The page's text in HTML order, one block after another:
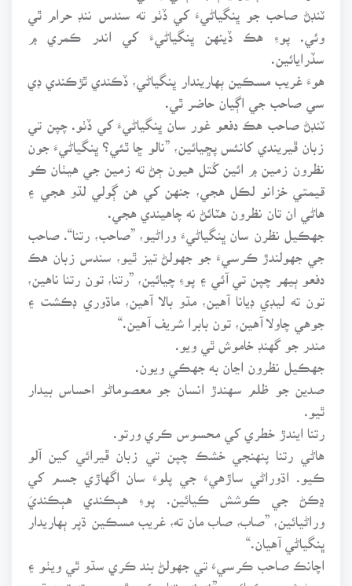
ٽنڊڻ صاحب جو ڀنگياڻيءَ کي ڏٺو ته سندس ننڊ حرام ٿي
وئي. پوءِ هڪ ڏينهن ڀنگياڻيءَ کي اندر ڪمري ۾
سڏرايائين.
هوءَ غريب مسڪين ٻهاريندار ڀنگياڻي، ڏڪندي ٿڙڪندي ڊي
سي صاحب جي اڳيان حاضر ٿي.
ٽنڊڻ صاحب هڪ دفعو غور سان ڀنگياڻيءَ کي ڏٺو. چپن تي
زبان ڦيريندي کانئس پڇيائين، ”نالو ڇا ٿئي؟ ڀنگياڻيءَ جون
نظرون زمين ۾ ائين کُتل هيون ڄڻ ته زمين جي هيٺان ڪو
قيمتي خزانو لڪل هجي، جنهن کي هن ڳولي لڌو هجي ۽
هاڻي ان تان نظرون هٽائڻ نه چاهيندي هجي.
جهڪيل نظرن سان ڀنگياڻيءَ وراڻيو، ”صاحب، رتنا“. صاحب
جي جهولندڙ ڪرسيءَ جو جهولڻ تيز ٿيو، سندس زبان هڪ
دفعو ٻيهر چپن تي آئي ۽ پوءِ چيائين، ”رتنا، تون رتنا ناهين،
تون ته ليڊي ڊيانا آهين، مڌو بالا آهين، ماڌوري ڊڪشت ۽
جوهي چاولا آهين، تون بابرا شريف آهين.“
مندر جو گهنڊ خاموش ٿي ويو.
جهڪيل نظرون اڃان به جهڪي ويون.
صدين جو ظلم سهندڙ انسان جو معصوماڻو احساس بيدار
رتنا ايندڙ خطري کي محسوس ڪري ورتو.
هاڻي رتنا پنهنجي خشڪ چپن تي زبان ڦيرائي کين آلو
ڪيو. اڌوراڻي ساڙهيءَ جي پلوءَ سان اگهاڙي جسم کي
ڍڪڻ جي ڪوشش ڪيائين. پوءِ هٻڪندي هٻڪنديَ
وراڻيائين، ”صاب، صاب مان ته، غريب مسڪين ڌپر ٻهاريدار
ڀنگياڻي آهيان.“
اچانڪ صاحب ڪرسيءَ تي جهولڻ بند ڪري سڌو ٿي ويٺو ۽
چوڻ شروع ڪيائين، ”نه نه رتنا، ڪير ٿو چوي ته تون ڌپر،